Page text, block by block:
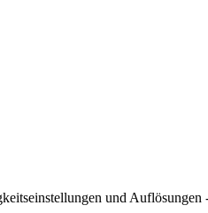
und Auflösungen